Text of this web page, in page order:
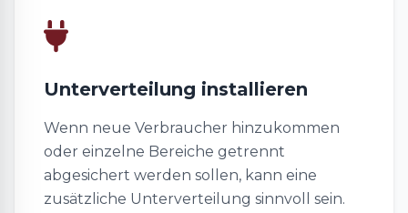
Unterverteilung installieren
Wenn neue Verbraucher hinzukommen
oder einzelne Bereiche getrennt
abgesichert werden sollen, kann eine
zusätzliche Unterverteilung sinnvoll sein.